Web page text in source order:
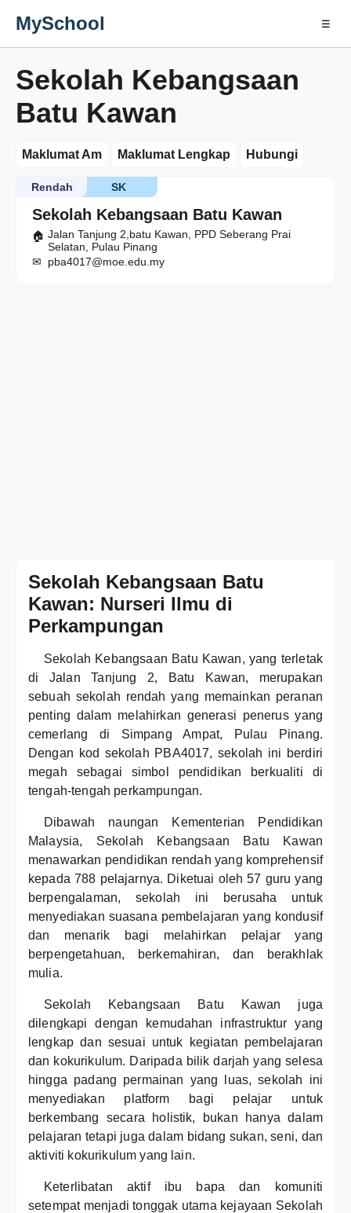
MySchool ☰
Sekolah Kebangsaan
Batu Kawan
Maklumat Am Maklumat Lengkap Hubungi
Sekolah Kebangsaan Batu Kawan
SK
Rendah
Jalan Tanjung 2,batu Kawan, PPD Seberang Prai
Selatan, Pulau Pinang
pba4017@moe.edu.my
Sekolah Kebangsaan Batu
Kawan: Nurseri Ilmu di
Perkampungan
Sekolah Kebangsaan Batu Kawan, yang terletak
di Jalan Tanjung 2, Batu Kawan, merupakan
sebuah sekolah rendah yang memainkan peranan
penting dalam melahirkan generasi penerus yang
cemerlang di Simpang Ampat, Pulau Pinang.
Dengan kod sekolah PBA4017, sekolah ini berdiri
megah sebagai simbol pendidikan berkualiti di
tengah-tengah perkampungan.
Dibawah naungan Kementerian Pendidikan
Malaysia, Sekolah Kebangsaan Batu Kawan
menawarkan pendidikan rendah yang komprehensif
kepada 788 pelajarnya. Diketuai oleh 57 guru yang
berpengalaman, sekolah ini berusaha untuk
menyediakan suasana pembelajaran yang kondusif
dan menarik bagi melahirkan pelajar yang
berpengetahuan, berkemahiran, dan berakhlak
mulia.
Sekolah Kebangsaan Batu Kawan juga
dilengkapi dengan kemudahan infrastruktur yang
lengkap dan sesuai untuk kegiatan pembelajaran
dan kokurikulum. Daripada bilik darjah yang selesa
hingga padang permainan yang luas, sekolah ini
menyediakan platform bagi pelajar untuk
berkembang secara holistik, bukan hanya dalam
pelajaran tetapi juga dalam bidang sukan, seni, dan
aktiviti kokurikulum yang lain.
Keterlibatan aktif ibu bapa dan komuniti
setempat menjadi tonggak utama kejayaan Sekolah